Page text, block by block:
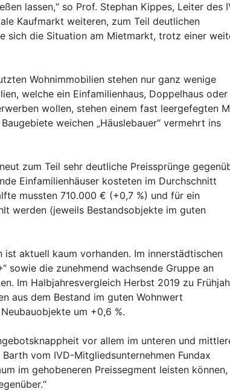
lassen,“ so Prof. Stephan Kippes, Leiter des
Kaufmarkt weiteren, zum Teil deutlichen
sich die Situation am Mietmarkt, trotz einer
Wohnimmobilien stehen nur ganz wenige
welche ein Einfamilienhaus, Doppelhaus oder
wollen, stehen einem fast leergefegten
weichen „Häuslebauer“ vermehrt ins
zum Teil sehr deutliche Preissprünge
Einfamilienhäuser kosteten im Durchschnitt
mussten 710.000 € (+0,7 %) und für ein
werden (jeweils Bestandsobjekte im guten
aktuell kaum vorhanden. Im innerstädtischen
sowie die zunehmend wachsende Gruppe an
Im Halbjahresvergleich Herbst 2019 zu
aus dem Bestand im guten Wohnwert
um +0,6 %.
vor allem im unteren und
vom IVD-Mitgliedsunternehmen Fundax
im gehobeneren Preissegment leisten können,